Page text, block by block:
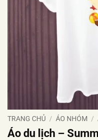
TRANG CHỦ / ÁO NHÓM /
Áo du lịch –